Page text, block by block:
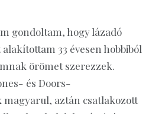
gondoltam, hogy lázadó
33 évesen hobbiból
örömet szerezzek.
és Doors-
aztán csatlakozott